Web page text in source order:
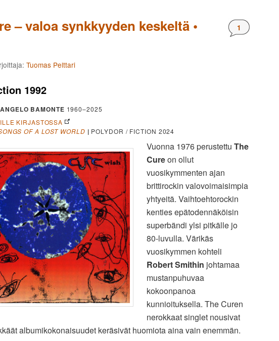
– valoa synkkyyden keskeltä •
Kommentteja:
1
Tuomas Pelttari
1992
BAMONTE 1960–2025
KIRJASTOSSA
OF A LOST WORLD | POLYDOR / FICTION 2024
Vuonna 1976 perustettu The
Cureon ollut
vuosikymmenten ajan
brittirockin valovoimaisimpia
yhtyeitä. Vaihtoehtorockin
kenties epätodennäköisin
superbändi ylsi pitkälle jo
80-luvulla. Värikäs
vuosikymmen kohteli
Robert Smithin johtamaa
mustanpuhuvaa
kokoonpanoa
kunnioituksella. The Curen
nerokkaat singlet nousivat
albumikokonaisuudet keräsivät huomiota aina vain enemmän.